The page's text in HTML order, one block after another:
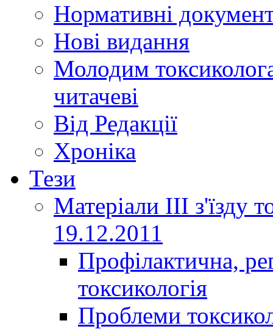
Нормативні
Нові видання
Молодим
читачеві
Від Редакції
Хроніка
Тези
Матеріали ІІІ з'їзду
19.12.2011
Профілактична,
токсикологія
Проблеми